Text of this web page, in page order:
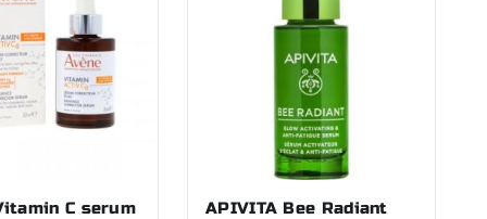
C serum
APIVITA Bee Radiant